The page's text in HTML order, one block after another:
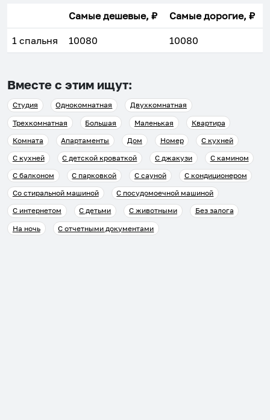
Самые дешевые, ₽ Самые дорогие, ₽
1 спальня 10080 10080
Вместе с этим ищут:
Студия Однокомнатная
Двухкомнатная
Трехкомнатная
Большая Маленькая
Квартира
Комната
Апартаменты Дом Номер
С кухней
С кухней
С детской кроваткой С джакузи
С камином
С балконом
С парковкой С сауной
С кондиционером
Со стиральной машиной
С посудомоечной машиной
С интернетом
С детьми С животными
Без залога
На ночь
С отчетными документами